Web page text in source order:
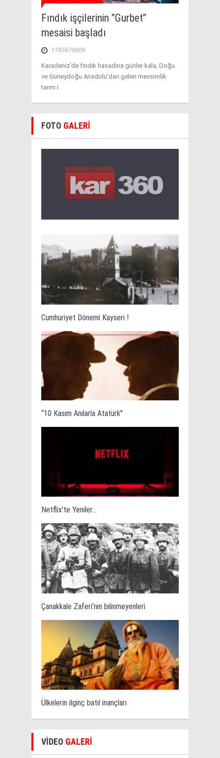
Fındık işçilerinin "Gurbet"
mesaisi başladı
1785670606
Karadeniz'de fındık hasadına günler kala, Doğu
ve Güneydoğu Anadolu'dan gelen mevsimlik
tarım i
FOTO GALERİ
Cumhuriyet Dönemi Kayseri !
“10 Kasım Anılarla Atatürk''
Netflix'te Yeniler...
Çanakkale Zaferi’nin bilinmeyenleri
Ülkelerin ilginç batıl inançları
VİDEO GALERİ